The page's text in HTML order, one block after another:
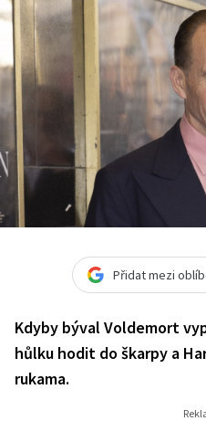
Přidat mezi
Kdyby býval Voldemort
hůlku hodit do škarpy a
rukama.